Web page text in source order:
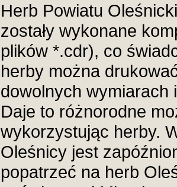
Herb Powiatu
zostały wykonane
plików *.cdr), co
herby można
dowolnych wymiarach
Daje to różnorodne
wykorzystując herby.
Oleśnicy jest
popatrzeć na herb